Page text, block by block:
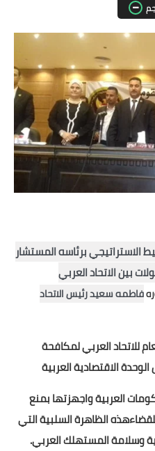
مقالات واراء
القاهرة
القليوبية
الجيزة
الاسكندرية
سوهاج
أسيوط
أخبار الرياضة
أخبار الفن
صحة
البوابة التعليمية
الاستراتيجي برئاسه المستشار
بين الاتحاد العربي
فاطمه سعيدرئيس الاتحاد
للاتحاد العربي لمكافحة
الاقتصادية العربية
العربية واجهزتها بمنع
الظاهرة السلبية التي
وسلامة المستهلك العربي.